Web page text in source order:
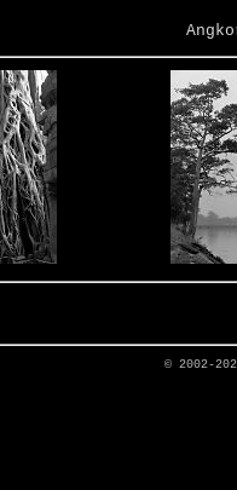
© 2002-